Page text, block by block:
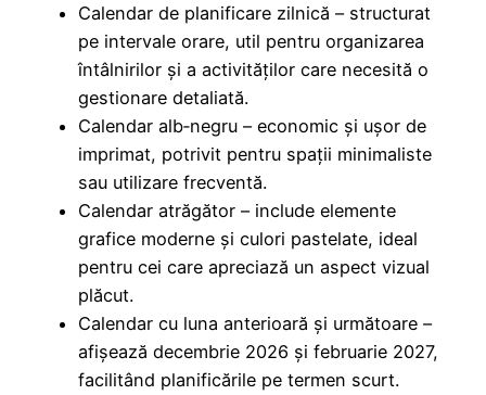
Calendar de planificare zilnică – structurat
pe intervale orare, util pentru organizarea
întâlnirilor și a activităților care necesită o
gestionare detaliată.
Calendar alb‑negru – economic și ușor de
imprimat, potrivit pentru spații minimaliste
sau utilizare frecventă.
Calendar atrăgător – include elemente
grafice moderne și culori pastelate, ideal
pentru cei care apreciază un aspect vizual
plăcut.
Calendar cu luna anterioară și următoare –
afișează decembrie 2026 și februarie 2027,
facilitând planificările pe termen scurt.